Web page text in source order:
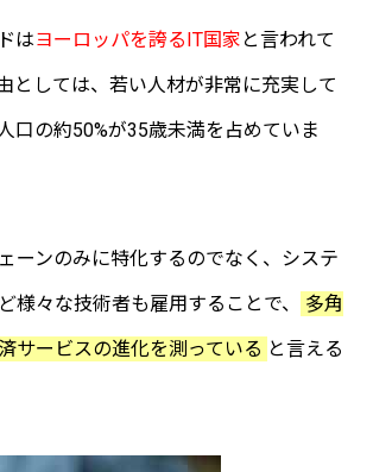
はヨーロッパを誇るIT国家 と言われて
としては、若い人材が非常に充実して
口の約50%が35歳未満を占めていま
ーンのみに特化するのでなく、システ
様々な技術者も雇用することで、
多角
サービスの進化を測っている と言える